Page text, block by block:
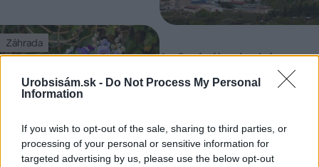
Urobsisám.sk - Do Not Process My Personal
Information
If you wish to opt-out of the sale, sharing to third parties, or
processing of your personal or sensitive information for
targeted advertising by us, please use the below opt-out
Záhrada
Aprílová záhrada plná
sviežosti: Týchto 6 rastlín
vám prinesie farby do